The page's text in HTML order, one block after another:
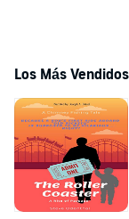
Los Más Vendidos